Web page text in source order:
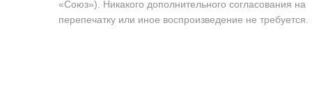
«Союз»). Никакого дополнительного согласования на
перепечатку или иное воспроизведение не требуется.